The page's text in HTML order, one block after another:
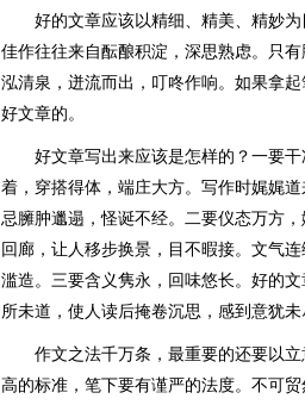
好的文章应该以精细、精美、精妙为
佳作往往来自酝酿积淀，深思熟虑。只
泓清泉，迸流而出，叮咚作响。如果拿
好文章的。
好文章写出来应该是怎样的？一要干
着，穿搭得体，端庄大方。写作时娓娓
忌臃肿邋遢，怪诞不经。二要仪态万方
回廊，让人移步换景，目不暇接。文气
滥造。三要含义隽永，回味悠长。好的
所未道，使人读后掩卷沉思，感到意犹未
作文之法千万条，最重要的还要以立
高的标准，笔下要有谨严的法度。不可